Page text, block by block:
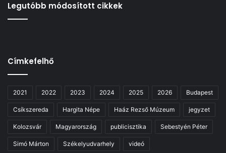
Legutóbb módosított cikkek
Címkefelhő
2021 2022 2023 2024 2025 2026 Budapest
Csíkszereda Hargita Népe Haáz Rezső Múzeum jegyzet
Kolozsvár Magyarország publicisztika Sebestyén Péter
Simó Márton Székelyudvarhely videó